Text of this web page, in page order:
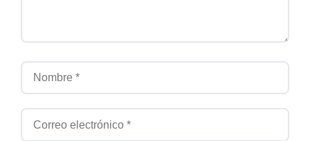
Nombre